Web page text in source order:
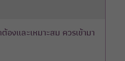
งและเหมาะสม ควรเข้ามา